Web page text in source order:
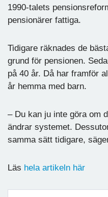
1990-talets
pensionärer fattiga.
Tidigare räknades de
grund för pensionen.
på 40 år. Då har framför
år hemma med barn.
– Du kan ju inte göra om
ändrar systemet.
samma sätt tidigare,
Läs hela artikeln här